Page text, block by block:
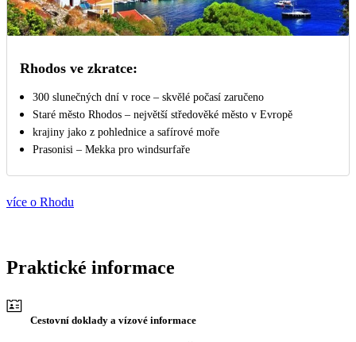
Rhodos ve zkratce:
300 slunečných dní v roce – skvělé počasí zaručeno
Staré město Rhodos – největší středověké město v Evropě
krajiny jako z pohlednice a safírové moře
Prasonisi – Mekka pro windsurfaře
více o Rhodu
Praktické informace
Cestovní doklady a vízové informace